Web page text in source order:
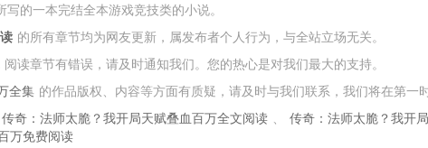
写的一本完结全本游戏竞技类的小说。
的所有章节均为网友更新，属发布者个人行为，与全站立场无关。
阅读章节有错误，请及时通知我们。您的热心是对我们最大的支持。
全集 的作品版权、内容等方面有质疑，请及时与我们联系，我们将在第一
传奇：法师太脆？我开局天赋叠血百万全文阅读 、 传奇：法师太脆？我开
万免费阅读